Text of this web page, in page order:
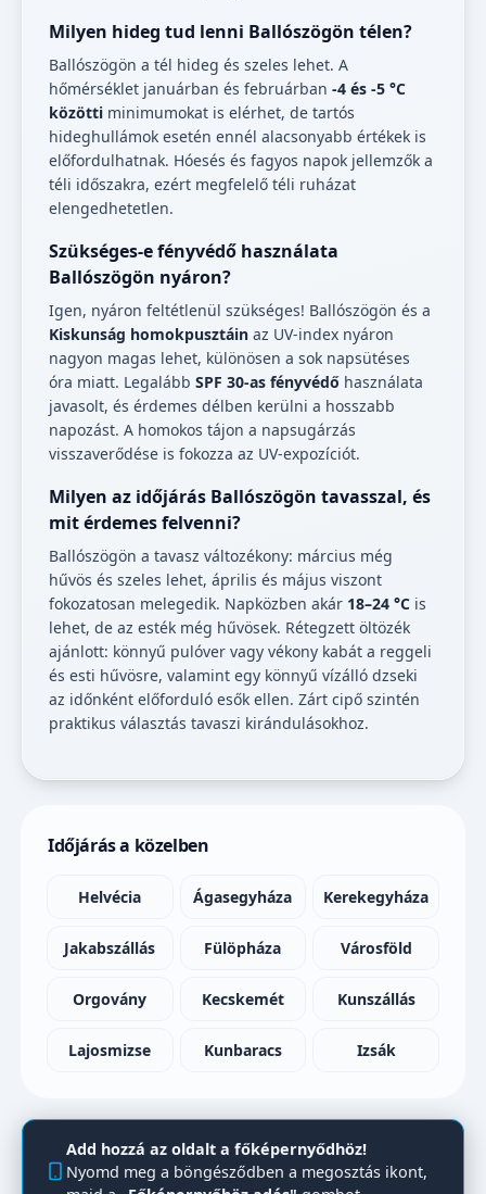
Milyen hideg tud lenni Ballószögön télen?
Ballószögön a tél hideg és szeles lehet. A
hőmérséklet januárban és februárban -4 és -5 °C
közötti minimumokat is elérhet, de tartós
hideghullámok esetén ennél alacsonyabb értékek is
előfordulhatnak. Hóesés és fagyos napok jellemzők a
téli időszakra, ezért megfelelő téli ruházat
elengedhetetlen.
Szükséges-e fényvédő használata
Ballószögön nyáron?
Igen, nyáron feltétlenül szükséges! Ballószögön és a
Kiskunság homokpusztáin az UV-index nyáron
nagyon magas lehet, különösen a sok napsütéses
óra miatt. Legalább SPF 30-as fényvédő használata
javasolt, és érdemes délben kerülni a hosszabb
napozást. A homokos tájon a napsugárzás
visszaverődése is fokozza az UV-expozíciót.
Milyen az időjárás Ballószögön tavasszal, és
mit érdemes felvenni?
Ballószögön a tavasz változékony: március még
hűvös és szeles lehet, április és május viszont
fokozatosan melegedik. Napközben akár 18–24 °C is
lehet, de az esték még hűvösek. Rétegzett öltözék
ajánlott: könnyű pulóver vagy vékony kabát a reggeli
és esti hűvösre, valamint egy könnyű vízálló dzseki
az időnként előforduló esők ellen. Zárt cipő szintén
praktikus választás tavaszi kirándulásokhoz.
Időjárás a közelben
Helvécia Ágasegyháza Kerekegyháza
Jakabszállás Fülöpháza Városföld
Orgovány Kecskemét Kunszállás
Lajosmizse Kunbaracs Izsák
Add hozzá az oldalt a főképernyődhöz!
Nyomd meg a böngésződben a megosztás ikont,